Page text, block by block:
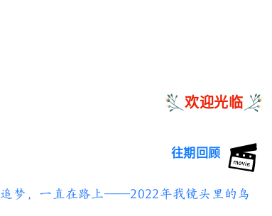
欢迎光临
往期回顾
追梦，一直在路上——2022年我镜头里的鸟